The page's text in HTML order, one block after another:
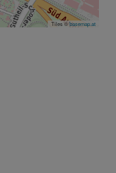
Tiles ©basemap.at